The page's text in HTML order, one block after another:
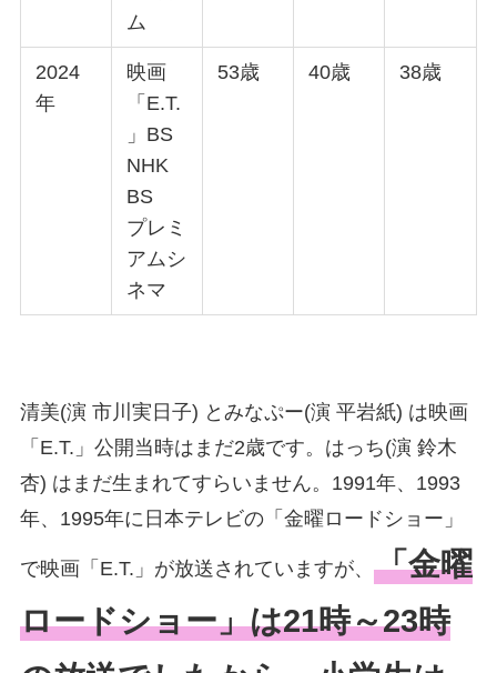
ム
2024
年
映画
「E.T.
」BS
NHK
BS
プレミ
アムシ
ネマ
53歳 40歳 38歳
清美(演 市川実日子) とみなぷー(演 平岩紙) は映画
「E.T.」公開当時はまだ2歳です。はっち(演 鈴木
杏) はまだ生まれてすらいません。1991年、1993
年、1995年に日本テレビの「金曜ロードショー」
で映画「E.T.」が放送されていますが、 「金曜
ロードショー」は21時～23時